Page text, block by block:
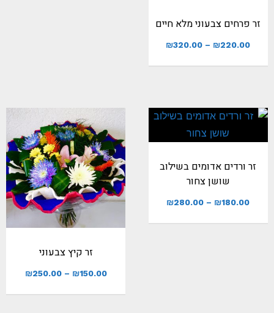
זר פרחים צבעוני מלא חיים
₪220.00
–
₪320.00
זר ורדים אדומים בשילוב
שושן צחור
₪180.00
–
₪280.00
זר קיץ צבעוני
₪150.00
–
₪250.00